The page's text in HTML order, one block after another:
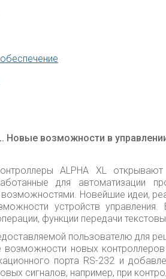
Новые возможности в
ALPHA XL
для автоматизации
Новейшие идеи,
устройств
функции передачи
пользователю для
возможности новых
порта RS-232 и
сигналов, например, при